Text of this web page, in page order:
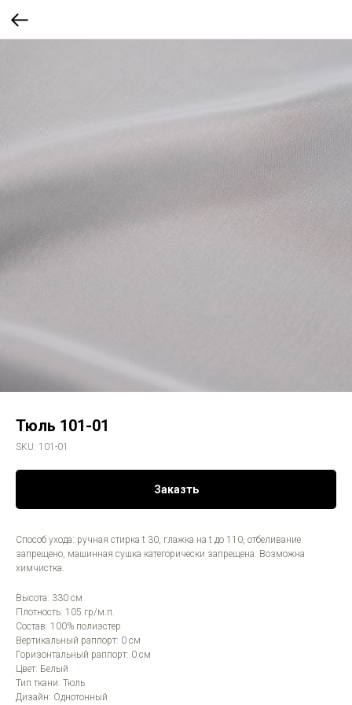
Тюль 101-01
SKU: 101-01
Заказть
Способ ухода: ручная стирка t 30, глажка на t до 110, отбеливание
запрещено, машинная сушка категорически запрещена. Возможна
химчистка.
Высота: 330 см
Плотность: 105 гр/м.п.
Состав: 100% полиэстер
Вертикальный раппорт: 0 см
Горизонтальный раппорт: 0 см
Цвет: Белый
Тип ткани: Тюль
Дизайн: Однотонный